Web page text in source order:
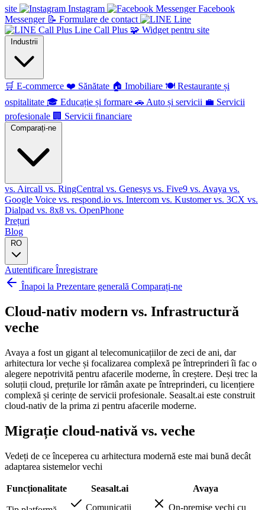
site
Instagram
Facebook
Messenger 📝 Formulare de contact
Line
Line Call Plus 🧩 Widget pentru site
Industrii
🛒 E-commerce ❤️ Sănătate 🏠 Imobiliare 🍽️ Restaurante și
ospitalitate 🎓 Educație și formare 🚗 Auto și servicii 💼 Servicii
profesionale 🏢 Servicii financiare
Comparați-ne
vs. Aircall vs. RingCentral vs. Genesys vs. Five9 vs. Avaya vs.
Google Voice vs. respond.io vs. Intercom vs. Kustomervs. 3CX vs.
Dialpad vs. 8x8 vs. OpenPhone
Prețuri
Blog
RO
Autentificare Înregistrare
Înapoi la Prezentare generală Comparați-ne
Cloud-nativ modern vs. Infrastructură
veche
Avaya a fost un gigant al telecomunicațiilor de zeci de ani, dar
arhitectura lor veche și focalizarea complexă pe întreprinderi îi fac o
alegere nepotrivită pentru afacerile moderne, în creștere. Deși trec la
soluții cloud, prețurile lor rămân axate pe întreprinderi, cu licențiere
complexă și cerințe de servicii profesionale. Seasalt.ai este construit
cloud-nativ de la prima zi pentru afacerile moderne.
Migrație cloud-nativă vs. veche
Vedeți de ce începerea cu arhitectura modernă este mai bună decât
adaptarea sistemelor vechi
Funcționalitate Seasalt.ai Avaya
Comunicații On-premise vechi cu